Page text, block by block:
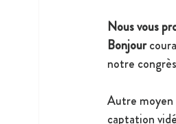
Nous vous
Bonjour
notre
Autre moyen
captation